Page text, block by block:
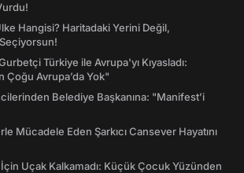
Hangisi? Haritadaki Yerini Değil,
Seçiyorsun!
Türkiye ile Avrupa'yı Kıyasladı:
Çoğu Avrupa’da Yok"
Belediye Başkanına: "Manifest’i
Mücadele Eden Şarkıcı Cansever Hayatını
İçin Uçak Kalkamadı: Küçük Çocuk Yüzünden